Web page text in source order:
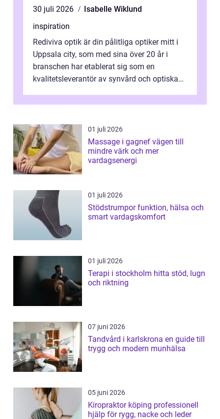
30 juli 2026
Isabelle Wiklund
inspiration
Rediviva optik är din pålitliga optiker mitt i
Uppsala city, som med sina över 20 år i
branschen har etablerat sig som en
kvalitetsleverantör av synvård och optiska
01 juli 2026
Massage i gagnef vägen till
mindre värk och mer
vardagsenergi
01 juli 2026
Stödstrumpor funktion, hälsa och
smart vardagskomfort
01 juli 2026
Terapi i stockholm hitta stöd, lugn
och riktning
07 juni 2026
Tandvård i karlskrona en guide till
trygg och modern munhälsa
05 juni 2026
Kiropraktor köping professionell
hjälp för rygg, nacke och leder